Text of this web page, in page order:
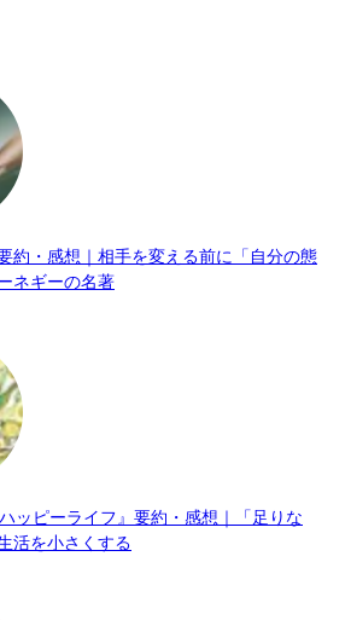
約・感想｜相手を変える前に「自分の態
ネギーの名著
ッピーライフ』要約・感想｜「足りな
活を小さくする